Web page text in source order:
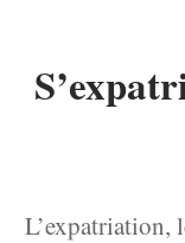
L’expatriation,